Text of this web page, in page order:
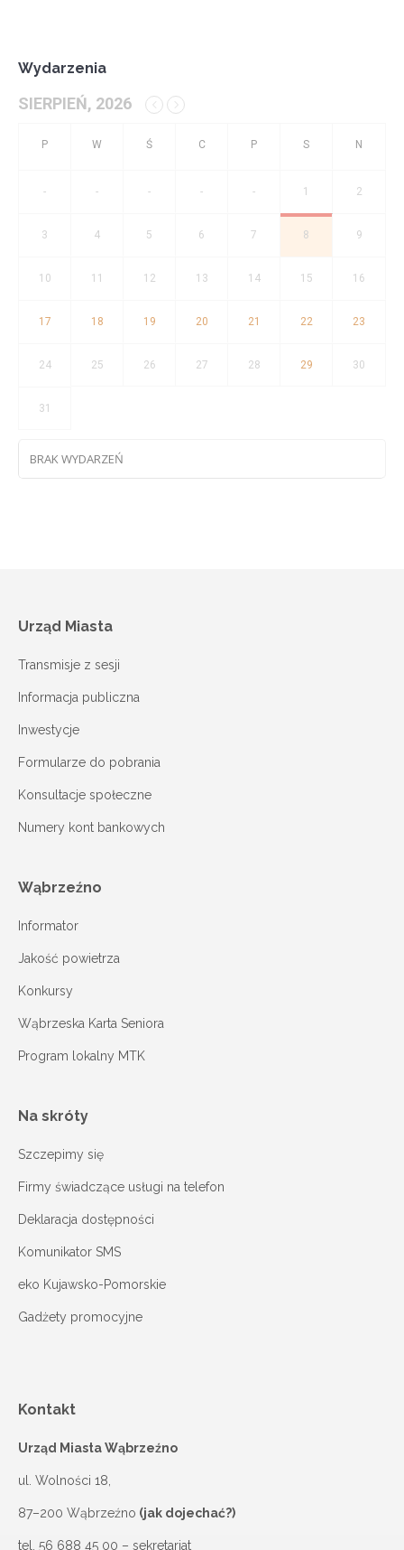
Wydarzenia
SIERPIEŃ, 2026
- - - - - 1 2
3 4 5 6 7 8 9
10 11 12 13 14 15 16
17 18 19 20 21 22 23
24 25 26 27 28 29 30
31
BRAK WYDARZEŃ
Urząd Miasta
Transmisje z sesji
Informacja publiczna
Inwestycje
Formularze do pobrania
Konsultacje społeczne
Numery kont bankowych
Wąbrzeźno
Informator
Jakość powietrza
Konkursy
Wąbrzeska Karta Seniora
Program lokalny MTK
Na skróty
Szczepimy się
Firmy świadczące usługi na telefon
Deklaracja dostępności
Komunikator SMS
eko Kujawsko-Pomorskie
Gadżety promocyjne
Kontakt
Urząd Miasta Wąbrzeźno
ul. Wolności 18,
87–200 Wąbrzeźno (jak dojechać?)
tel. 56 688 45 00 – sekretariat